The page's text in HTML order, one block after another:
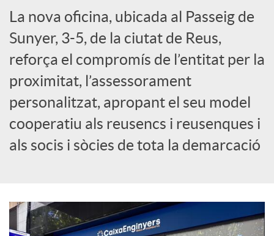
s
S
o
c
a
La nova oficina, ubicada al Passeig de
Sunyer, 3-5, de la ciutat de Reus,
reforça el compromís de l’entitat per la
proximitat, l’assessorament
personalitzat, apropant el seu model
cooperatiu als reusencs i reusenques i
als socis i sòcies de tota la demarcació